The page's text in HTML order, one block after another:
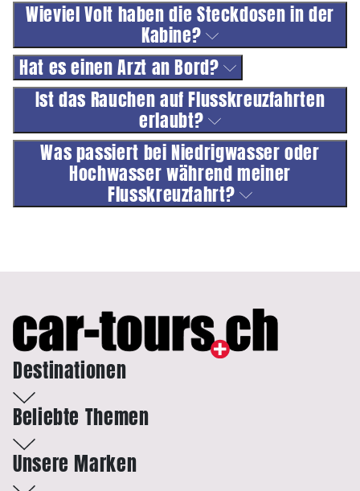
Wieviel Volt haben die Steckdosen in der
Kabine?
Hat es einen Arzt an Bord?
Ist das Rauchen auf Flusskreuzfahrten
erlaubt?
Was passiert bei Niedrigwasser oder
Hochwasser während meiner
Flusskreuzfahrt?
Destinationen
Beliebte Themen
Unsere Marken